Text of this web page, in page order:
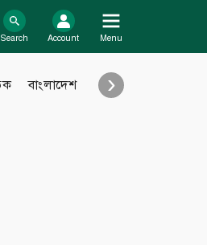
Search Account Menu
বাংলাদেশ শিক্ষা
›